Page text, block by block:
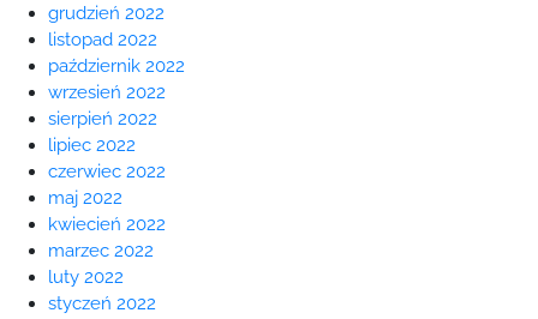
grudzień 2022
listopad 2022
październik 2022
wrzesień 2022
sierpień 2022
lipiec 2022
czerwiec 2022
maj 2022
kwiecień 2022
marzec 2022
luty 2022
styczeń 2022